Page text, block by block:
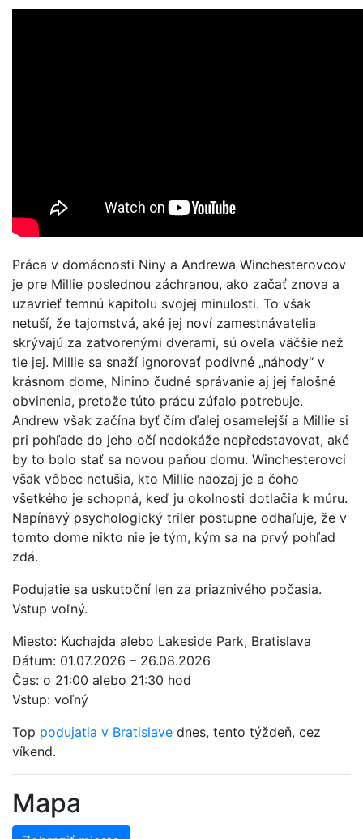
Práca v domácnosti Niny a Andrewa Winchesterovcov
je pre Millie poslednou záchranou, ako začať znova a
uzavrieť temnú kapitolu svojej minulosti. To však
netuší, že tajomstvá, aké jej noví zamestnávatelia
skrývajú za zatvorenými dverami, sú oveľa väčšie než
tie jej. Millie sa snaží ignorovať podivné „náhody“ v
krásnom dome, Ninino čudné správanie aj jej falošné
obvinenia, pretože túto prácu zúfalo potrebuje.
Andrew však začína byť čím ďalej osamelejší a Millie si
pri pohľade do jeho očí nedokáže nepředstavovat, aké
by to bolo stať sa novou paňou domu. Winchesterovci
však vôbec netušia, kto Millie naozaj je a čoho
všetkého je schopná, keď ju okolnosti dotlačia k múru.
Napínavý psychologický triler postupne odhaľuje, že v
tomto dome nikto nie je tým, kým sa na prvý pohľad
zdá.
Podujatie sa uskutoční len za priaznivého počasia.
Vstup voľný.
Miesto: Kuchajda alebo Lakeside Park, Bratislava
Dátum: 01.07.2026 – 26.08.2026
Čas: o 21:00 alebo 21:30 hod
Vstup: voľný
Top podujatia v Bratislave dnes, tento týždeň, cez
víkend.
Mapa